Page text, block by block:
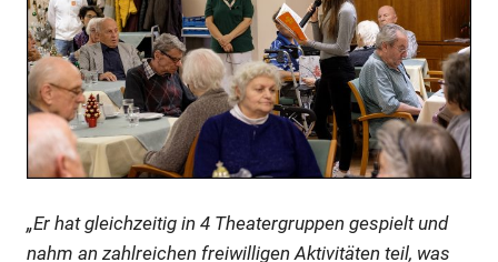
„Er hat gleichzeitig in 4 Theatergruppen gespielt und
nahm an zahlreichen freiwilligen Aktivitäten teil, was